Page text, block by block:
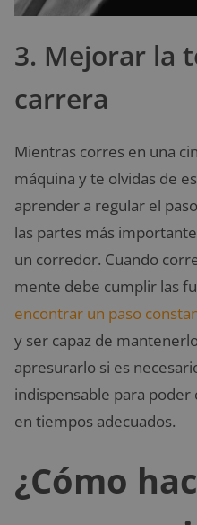
3. Mejorar la
carrera
Mientras corres en una
máquina y te olvidas de
aprender a regular el
las partes más
un corredor. Cuando
mente debe cumplir las
encontrar un paso
y ser capaz de
apresurarlo si es
indispensable para
en tiempos adecuados.
¿Cómo